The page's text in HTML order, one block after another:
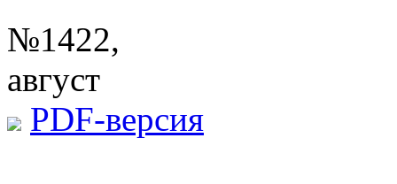
№1422,
август
PDF-версия